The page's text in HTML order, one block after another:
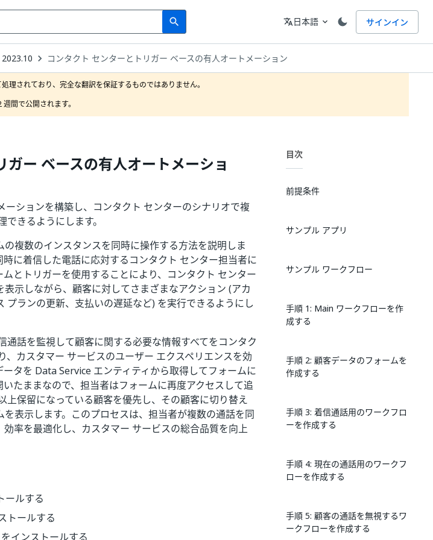
search
Search 言語
translate日本語 expand_more サインイン
2023.10 コンタクト センターとトリガー ベースの有人オートメーション
理されており、完全な翻訳を保証するものではありません。
間で公開されます。
ー ベースの有人オートメーショ
ションを構築し、コンタクト センターのシナリオで複
きるようにします。
複数のインスタンスを同時に操作する方法を説明しま
に着信した電話に応対するコンタクト センター担当者に
とトリガーを使用することにより、コンタクト センター
示しながら、顧客に対してさまざまなアクション (アカ
プランの更新、支払いの遅延など) を実行できるようにし
通話を監視して顧客に関する必要な情報すべてをコンタク
、カスタマー サービスのユーザー エクスペリエンスを効
タを Data Service エンティティから取得してフォームに
たままなので、担当者はフォームに再度アクセスして追
上保留になっている顧客を優先し、その顧客に切り替え
表示します。このプロセスは、担当者が複数の通話を同
率を最適化し、カスタマー サービスの総合品質を向上
ールする
トールする
をインストールする
目次
前提条件
サンプル アプリ
サンプル ワークフロー
手順 1: Main ワークフローを作
成する
手順 2: 顧客データのフォームを
作成する
手順 3: 着信通話用のワークフロ
ーを作成する
手順 4: 現在の通話用のワークフ
ローを作成する
手順 5: 顧客の通話を無視するワ
ークフローを作成する